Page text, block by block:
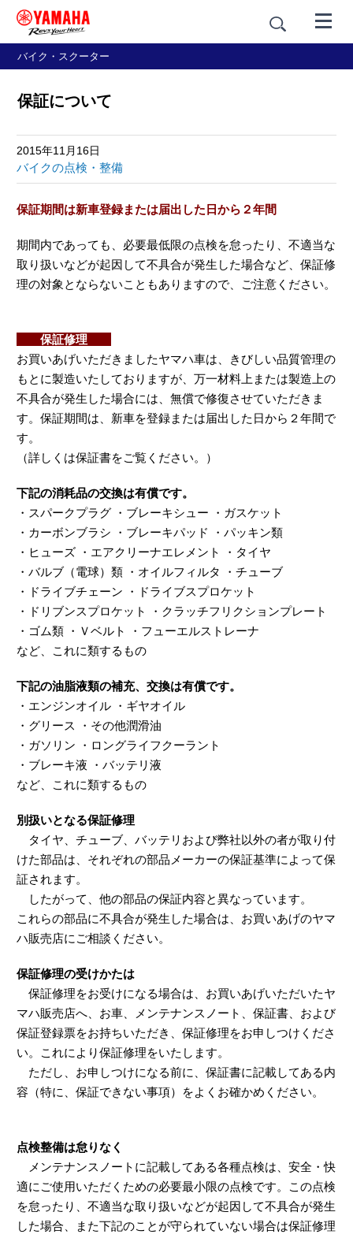
バイク・スクーター
保証について
2015年11月16日
バイクの点検・整備
保証期間は新車登録または届出した日から２年間
期間内であっても、必要最低限の点検を怠ったり、不適当な
取り扱いなどが起因して不具合が発生した場合など、保証修
理の対象とならないこともありますので、ご注意ください。
保証修理
お買いあげいただきましたヤマハ車は、きびしい品質管理の
もとに製造いたしておりますが、万一材料上または製造上の
不具合が発生した場合には、無償で修復させていただきま
す。保証期間は、新車を登録または届出した日から２年間で
す。
（詳しくは保証書をご覧ください。）
下記の消耗品の交換は有償です。
・スパークプラグ ・ブレーキシュー ・ガスケット
・カーボンブラシ ・ブレーキパッド ・パッキン類
・ヒューズ ・エアクリーナエレメント ・タイヤ
・バルブ（電球）類 ・オイルフィルタ ・チューブ
・ドライブチェーン ・ドライブスプロケット
・ドリブンスプロケット ・クラッチフリクションプレート
・ゴム類 ・Ｖベルト ・フューエルストレーナ
など、これに類するもの
下記の油脂液類の補充、交換は有償です。
・エンジンオイル ・ギヤオイル
・グリース ・その他潤滑油
・ガソリン ・ロングライフクーラント
・ブレーキ液 ・バッテリ液
など、これに類するもの
別扱いとなる保証修理
タイヤ、チューブ、バッテリおよび弊社以外の者が取り付
けた部品は、それぞれの部品メーカーの保証基準によって保
証されます。
したがって、他の部品の保証内容と異なっています。
これらの部品に不具合が発生した場合は、お買いあげのヤマ
ハ販売店にご相談ください。
保証修理の受けかたは
保証修理をお受けになる場合は、お買いあげいただいたヤ
マハ販売店へ、お車、メンテナンスノート、保証書、および
保証登録票をお持ちいただき、保証修理をお申しつけくださ
い。これにより保証修理をいたします。
ただし、お申しつけになる前に、保証書に記載してある内
容（特に、保証できない事項）をよくお確かめください。
点検整備は怠りなく
メンテナンスノートに記載してある各種点検は、安全・快
適にご使用いただくための必要最小限の点検です。この点検
を怠ったり、不適当な取り扱いなどが起因して不具合が発生
した場合、また下記のことが守られていない場合は保証修理